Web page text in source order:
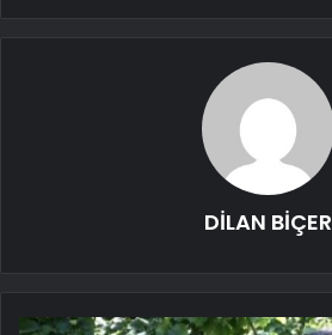
DİLAN BİÇER